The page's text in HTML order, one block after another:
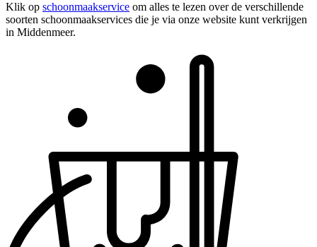
Klik op schoonmaakservice om alles te lezen over de verschillende
soorten schoonmaakservices die je via onze website kunt verkrijgen
in Middenmeer.